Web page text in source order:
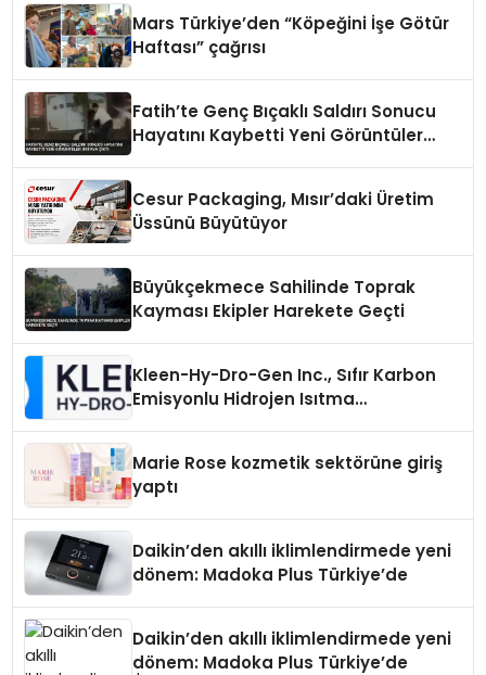
Mars Türkiye’den “Köpeğini İşe Götür
Haftası” çağrısı
Fatih’te Genç Bıçaklı Saldırı Sonucu
Hayatını Kaybetti Yeni Görüntüler
Cesur Packaging, Mısır’daki Üretim
Üssünü Büyütüyor
Büyükçekmece Sahilinde Toprak
Kayması Ekipler Harekete Geçti
Kleen-Hy-Dro-Gen Inc., Sıfır Karbon
Emisyonlu Hidrojen Isıtma
Marie Rose kozmetik sektörüne giriş
yaptı
Daikin’den akıllı iklimlendirmede yeni
dönem: Madoka Plus Türkiye’de
Daikin’den akıllı iklimlendirmede yeni
dönem: Madoka Plus Türkiye’de